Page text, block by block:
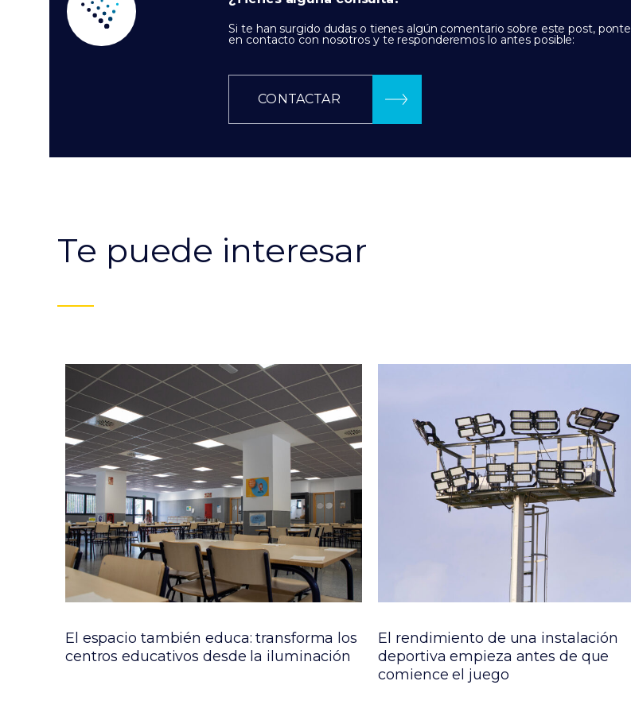
Si te han surgido dudas o tienes algún comentario sobre este post, ponte
en contacto con nosotros y te responderemos lo antes posible:
CONTACTAR
Te puede interesar
El espacio también educa: transforma los
centros educativos desde la iluminación
El rendimiento de una instalación
deportiva empieza antes de que
comience el juego